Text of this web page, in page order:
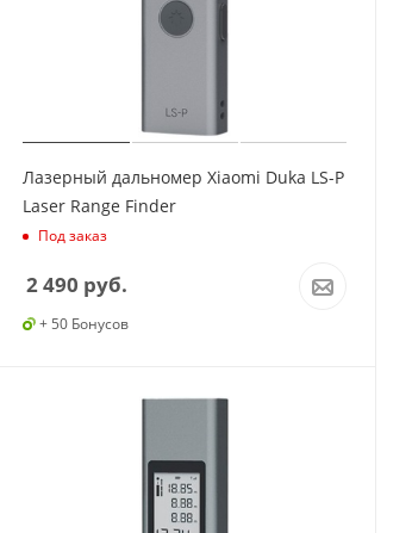
Лазерный дальномер Xiaomi Duka LS-P
Laser Range Finder
Под заказ
2 490 руб.
+ 50 Бонусов